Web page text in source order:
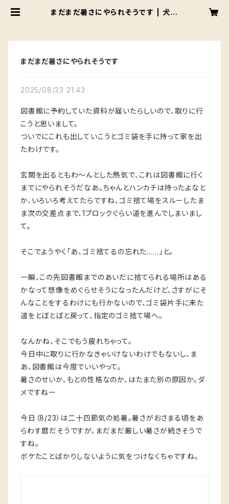
まだまだ暑さにやられそうです | 犬猫
まだまだ暑さにやられそうです
2025/08/23 21:43
図書館に予約していた資料が届いたらしいので、取りに行
こうと思いまして。
ついでにこれも出していこうとゴミ袋を手に持って家を出
たわけです。
玄関を出るともわ〜んとした熱気で、これは図書館に行く
までにやられそうだなあ。ちゃんとハンカチは持ったよなと
か、いろいろ考えてたらですね、ゴミ捨て場をスルーしたま
ま次の交差点まで、1ブロックぐらい道を進んでしまいまし
て。
そこでようやく「あ、ゴミ捨てるの忘れた……」と。
一瞬、この先図書館までのあいだに捨てられる場所はある
かなって想像をめぐらせそうになったんだけど、さすがにそ
んなことをするわけにも行かないので、ゴミ袋片手に来た
道をとぼとぼと戻って、指定のゴミ捨て場へ。
なんかね、そこでもう疲れちゃって。
今日中に取りに行かなきゃいけないわけでもないし、ま
あ、図書館は今度でいいやって。
暑さのせいか、もとの性格なのか、はたまた別の原因か。ダ
メですねー
今日（8/23）は二十四節気の処暑。暑さがおさまる頃をあ
らわす暦だそうですが、まだまだ厳しい暑さが続きそうで
すね。
ボケたことばかりしないように気をつけなくちゃですね。